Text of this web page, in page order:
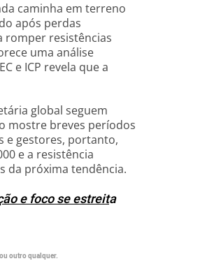
caminha em terreno
após perdas
romper resistências
uma análise
e ICP revela que a
global seguem
mostre breves períodos
e gestores, portanto,
e a resistência
da próxima tendência.
e foco se estreita
outro qualquer.